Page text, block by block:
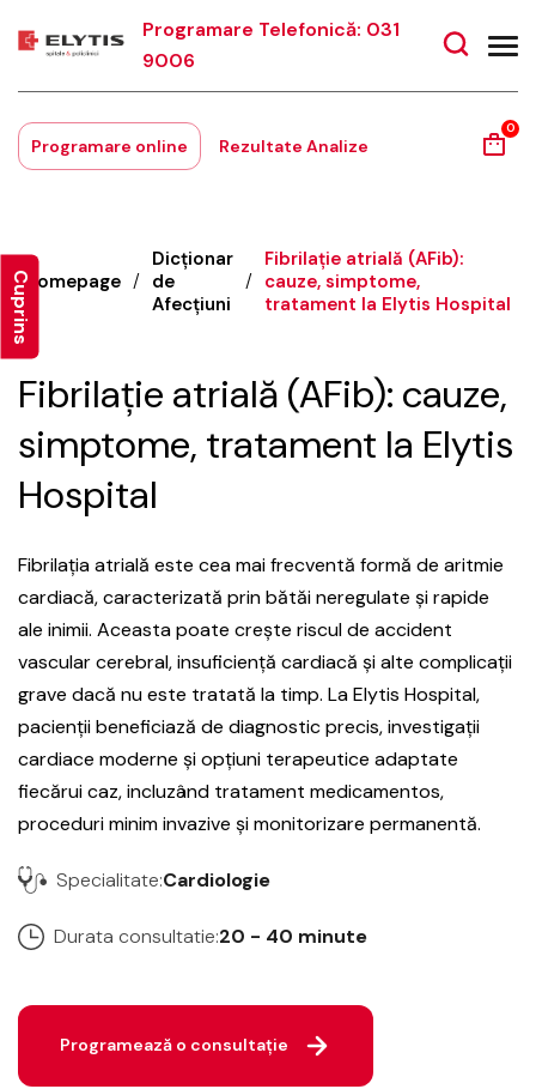
Programare Telefonică: 031
9006
Programare online Rezultate Analize
0
Homepage /
Dicționar
de
Afecțiuni
/
Fibrilație atrială (AFib):
cauze, simptome,
tratament la Elytis Hospital
Cuprins
Fibrilație atrială (AFib): cauze,
simptome, tratament la Elytis
Hospital
Fibrilația atrială este cea mai frecventă formă de aritmie
cardiacă, caracterizată prin bătăi neregulate și rapide
ale inimii. Aceasta poate crește riscul de accident
vascular cerebral, insuficiență cardiacă și alte complicații
grave dacă nu este tratată la timp. La Elytis Hospital,
pacienții beneficiază de diagnostic precis, investigații
cardiace moderne și opțiuni terapeutice adaptate
fiecărui caz, incluzând tratament medicamentos,
proceduri minim invazive și monitorizare permanentă.
Specialitate:Cardiologie
Durata consultatie:20 - 40 minute
Programează o consultație